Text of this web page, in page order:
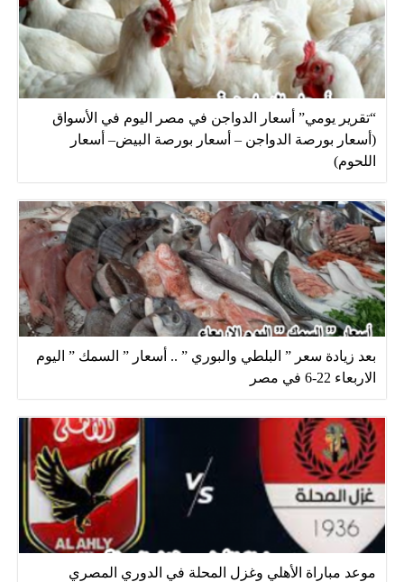
“تقرير يومي” أسعار الدواجن في مصر اليوم في الأسواق
(أسعار بورصة الدواجن – أسعار بورصة البيض– أسعار
اللحوم)
بعد زيادة سعر ” البلطي والبوري ” .. أسعار ” السمك ” اليوم
الاربعاء 22-6 في مصر
موعد مباراة الأهلي وغزل المحلة في الدوري المصري